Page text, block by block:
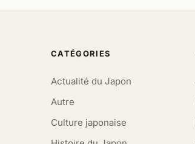
CATÉGORIES
Actualité du Japon
Autre
Culture japonaise